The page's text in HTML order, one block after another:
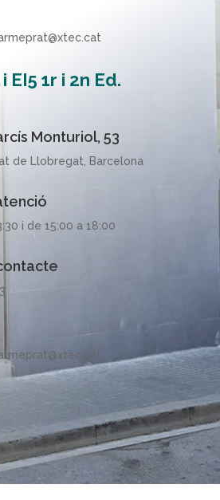
EI5 1r i 2n Ed.
Monturiol, 53
de Llobregat, Barcelona
i de 15:00 a 18:00